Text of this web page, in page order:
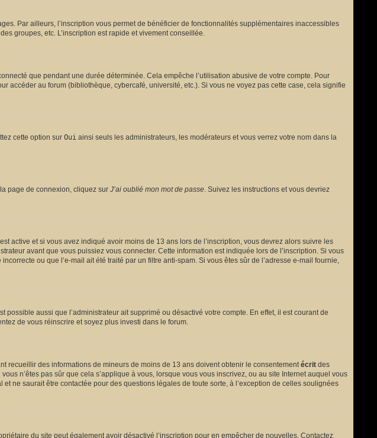
Par ailleurs, l’inscription vous permet de bénéficier de fonctionnalités supplémentaires inaccessibles
groupes, etc. L’inscription est rapide et vivement conseillée.
que pendant une durée déterminée. Cela empêche l’utilisation abusive de votre compte. Pour
accéder au forum (bibliothèque, cybercafé, université, etc.). Si vous ne voyez pas cette case, cela signifie
cette option sur Oui ainsi seuls les administrateurs, les modérateurs et vous verrez votre nom dans la
page de connexion, cliquez sur J’ai oublié mon mot de passe. Suivez les instructions et vous devriez
active et si vous avez indiqué avoir moins de 13 ans lors de l’inscription, vous devrez alors suivre les
avant que vous puissiez vous connecter. Cette information est indiquée lors de l’inscription. Si vous
ou que l’e-mail ait été traité par un filtre anti-spam. Si vous êtes sûr de l’adresse e-mail fournie,
aussi que l’administrateur ait supprimé ou désactivé votre compte. En effet, il est courant de
de vous réinscrire et soyez plus investi dans le forum.
recueillir des informations de mineurs de moins de 13 ans doivent obtenir le consentementécrit des
n’êtes pas sûr que cela s’applique à vous, lorsque vous vous inscrivez, ou au site Internet auquel vous
ne saurait être contactée pour des questions légales de toute sorte, à l’exception de celles soulignées
du site peut également avoir désactivé l’inscription pour en empêcher de nouvelles. Contactez